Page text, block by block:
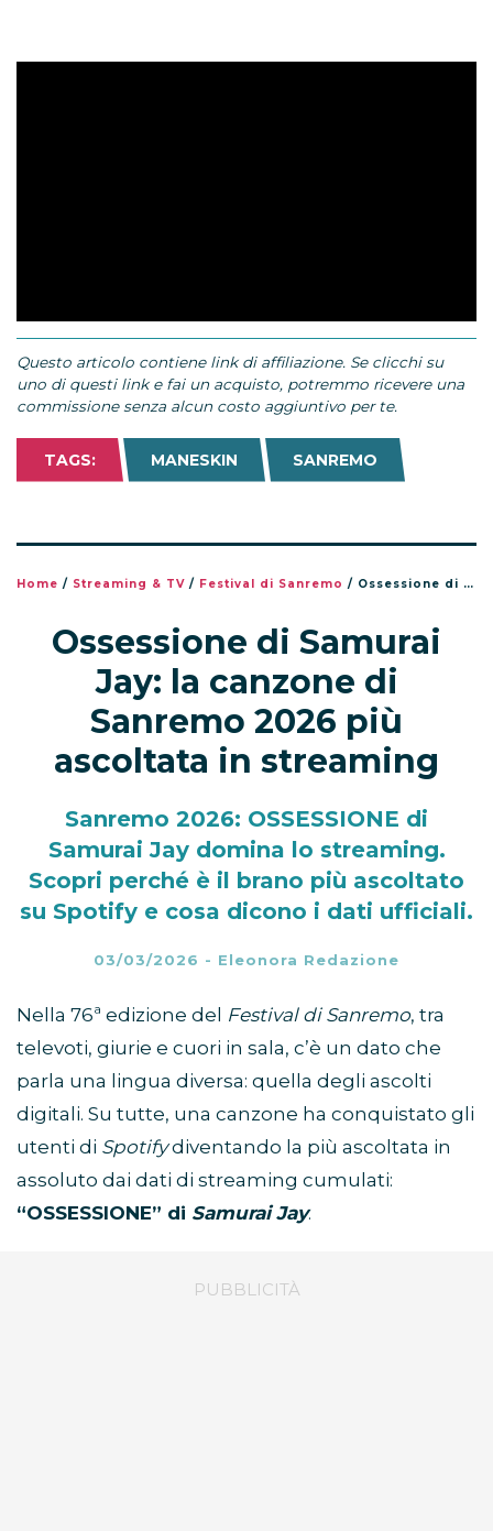
Questo articolo contiene link di affiliazione. Se clicchi su
uno di questi link e fai un acquisto, potremmo ricevere una
commissione senza alcun costo aggiuntivo per te.
TAGS: MANESKIN SANREMO
Home / Streaming & TV / Festival di Sanremo / Ossessione di Samurai Jay: la canzone di Sanremo 2026 più ascoltata in streaming
Ossessione di Samurai
Jay: la canzone di
Sanremo 2026 più
ascoltata in streaming
Sanremo 2026: OSSESSIONE di
Samurai Jay domina lo streaming.
Scopri perché è il brano più ascoltato
su Spotify e cosa dicono i dati ufficiali.
03/03/2026 - Eleonora Redazione
Nella 76ª edizione del Festival di Sanremo, tra
televoti, giurie e cuori in sala, c’è un dato che
parla una lingua diversa: quella degli ascolti
digitali. Su tutte, una canzone ha conquistato gli
utenti di Spotifydiventando la più ascoltata in
assoluto dai dati di streaming cumulati:
“OSSESSIONE” di Samurai Jay.